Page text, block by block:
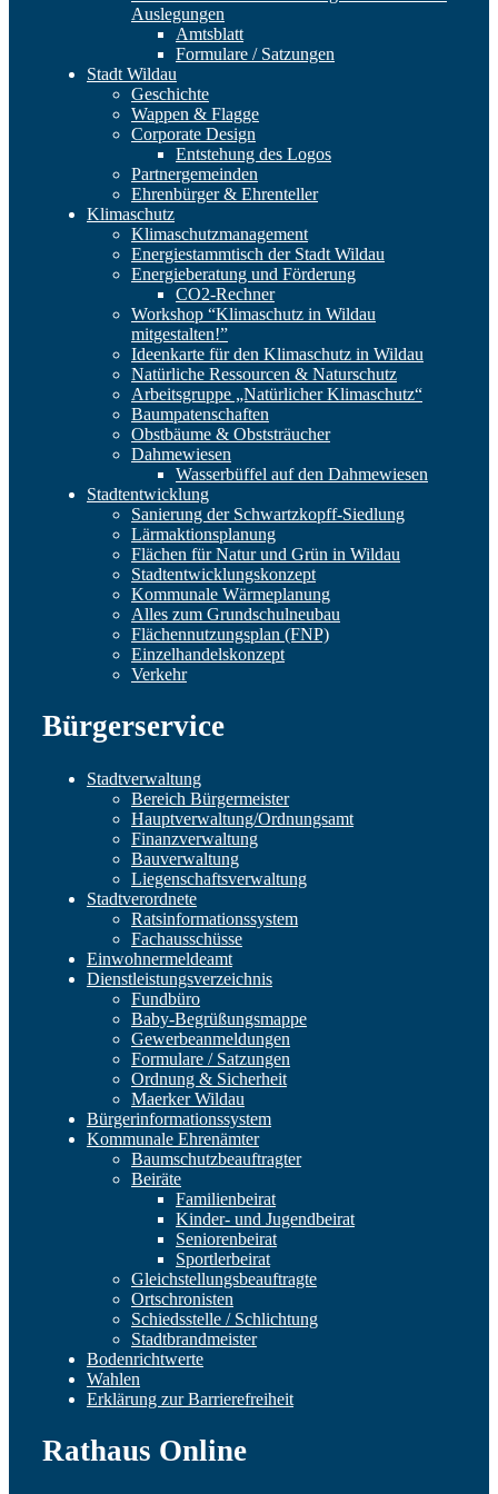
Auslegungen
Amtsblatt
Formulare / Satzungen
Stadt Wildau
Geschichte
Wappen & Flagge
Corporate Design
Entstehung des Logos
Partnergemeinden
Ehrenbürger & Ehrenteller
Klimaschutz
Klimaschutzmanagement
Energiestammtisch der Stadt Wildau
Energieberatung und Förderung
CO2-Rechner
Workshop “Klimaschutz in Wildau
mitgestalten!”
Ideenkarte für den Klimaschutz in Wildau
Natürliche Ressourcen & Naturschutz
Arbeitsgruppe „Natürlicher Klimaschutz“
Baumpatenschaften
Obstbäume & Obststräucher
Dahmewiesen
Wasserbüffel auf den Dahmewiesen
Stadtentwicklung
Sanierung der Schwartzkopff-Siedlung
Lärmaktionsplanung
Flächen für Natur und Grün in Wildau
Stadtentwicklungskonzept
Kommunale Wärmeplanung
Alles zum Grundschulneubau
Flächennutzungsplan (FNP)
Einzelhandelskonzept
Verkehr
Bürgerservice
Stadtverwaltung
Bereich Bürgermeister
Hauptverwaltung/Ordnungsamt
Finanzverwaltung
Bauverwaltung
Liegenschaftsverwaltung
Stadtverordnete
Ratsinformationssystem
Fachausschüsse
Einwohnermeldeamt
Dienstleistungsverzeichnis
Fundbüro
Baby-Begrüßungsmappe
Gewerbeanmeldungen
Formulare / Satzungen
Ordnung & Sicherheit
Maerker Wildau
Bürgerinformationssystem
Kommunale Ehrenämter
Baumschutzbeauftragter
Beiräte
Familienbeirat
Kinder- und Jugendbeirat
Seniorenbeirat
Sportlerbeirat
Gleichstellungsbeauftragte
Ortschronisten
Schiedsstelle / Schlichtung
Stadtbrandmeister
Bodenrichtwerte
Wahlen
Erklärung zur Barrierefreiheit
Rathaus Online